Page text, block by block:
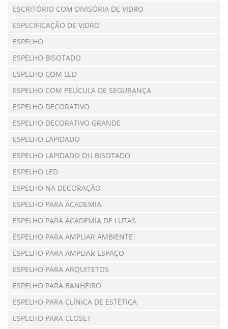
ESCRITÓRIO COM DIVISÓRIA DE VIDRO
ESPECIFICAÇÃO DE VIDRO
ESPELHO
ESPELHO BISOTADO
ESPELHO COM LED
ESPELHO COM PELÍCULA DE SEGURANÇA
ESPELHO DECORATIVO
ESPELHO DECORATIVO GRANDE
ESPELHO LAPIDADO
ESPELHO LAPIDADO OU BISOTADO
ESPELHO LED
ESPELHO NA DECORAÇÃO
ESPELHO PARA ACADEMIA
ESPELHO PARA ACADEMIA DE LUTAS
ESPELHO PARA AMPLIAR AMBIENTE
ESPELHO PARA AMPLIAR ESPAÇO
ESPELHO PARA ARQUITETOS
ESPELHO PARA BANHEIRO
ESPELHO PARA CLÍNICA DE ESTÉTICA
ESPELHO PARA CLOSET